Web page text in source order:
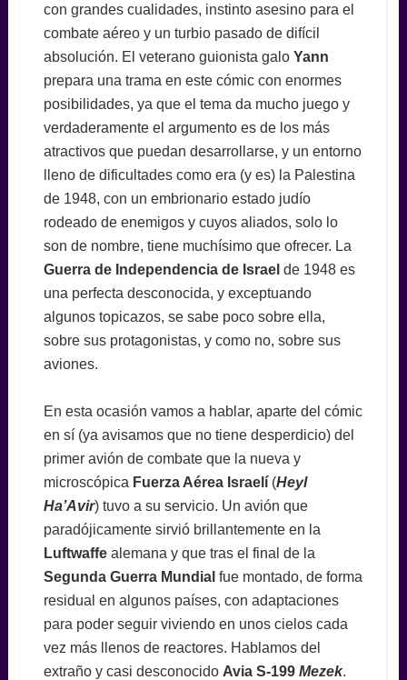
con grandes cualidades, instinto asesino para el
combate aéreo y un turbio pasado de difícil
absolución. El veterano guionista galo Yann
prepara una trama en este cómic con enormes
posibilidades, ya que el tema da mucho juego y
verdaderamente el argumento es de los más
atractivos que puedan desarrollarse, y un entorno
lleno de dificultades como era (y es) la Palestina
de 1948, con un embrionario estado judío
rodeado de enemigos y cuyos aliados, solo lo
son de nombre, tiene muchísimo que ofrecer. La
Guerra de Independencia de Israel de 1948 es
una perfecta desconocida, y exceptuando
algunos topicazos, se sabe poco sobre ella,
sobre sus protagonistas, y como no, sobre sus
aviones.
En esta ocasión vamos a hablar, aparte del cómic
en sí (ya avisamos que no tiene desperdicio) del
primer avión de combate que la nueva y
microscópica Fuerza Aérea Israelí(Heyl
Ha’Avir) tuvo a su servicio. Un avión que
paradójicamente sirvió brillantemente en la
Luftwaffealemana y que tras el final de la
Segunda Guerra Mundial fue montado, de forma
residual en algunos países, con adaptaciones
para poder seguir viviendo en unos cielos cada
vez más llenos de reactores. Hablamos del
extraño y casi desconocido Avia S-199 Mezek.